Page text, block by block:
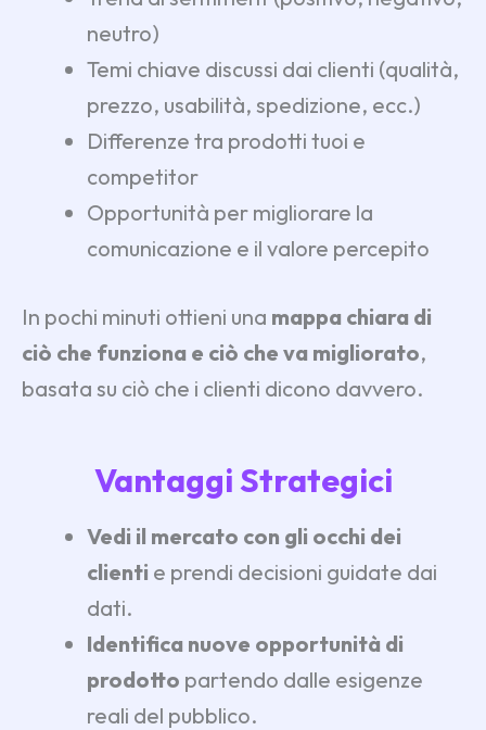
neutro)
Temi chiave discussi dai clienti (qualità,
prezzo, usabilità, spedizione, ecc.)
Differenze tra prodotti tuoi e
competitor
Opportunità per migliorare la
comunicazione e il valore percepito
In pochi minuti ottieni una mappa chiara di
ciò che funziona e ciò che va migliorato,
basata su ciò che i clienti dicono davvero.
Vantaggi Strategici
Vedi il mercato con gli occhi dei
clienti e prendi decisioni guidate dai
dati.
Identifica nuove opportunità di
prodotto partendo dalle esigenze
reali del pubblico.